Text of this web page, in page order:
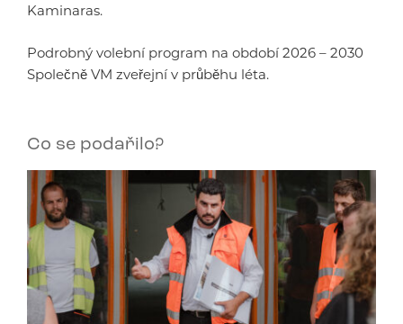
Kaminaras.
Podrobný volební program na období 2026 – 2030
Společně VM zveřejní v průběhu léta.
Co se podařilo?